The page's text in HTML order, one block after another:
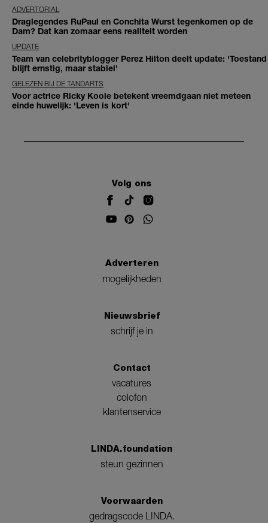
ADVERTORIAL
Draglegendes RuPaul en Conchita Wurst tegenkomen op de
Dam? Dat kan zomaar eens realiteit worden
UPDATE
Team van celebrityblogger Perez Hilton deelt update: 'Toestand
blijft ernstig, maar stabiel'
GELEZEN BIJ DE TANDARTS
Voor actrice Ricky Koole betekent vreemdgaan niet meteen
einde huwelijk: 'Leven is kort'
Volg ons
Adverteren
mogelijkheden
Nieuwsbrief
schrijf je in
Contact
vacatures
colofon
klantenservice
LINDA.foundation
steun gezinnen
Voorwaarden
gedragscode LINDA.